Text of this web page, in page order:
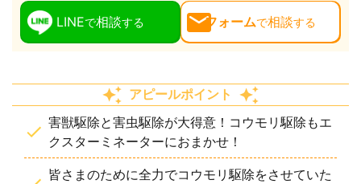
LINEで相談する フォームで相談する
アピールポイント
害獣駆除と害虫駆除が大得意！コウモリ駆除もエ
クスターミネーターにおまかせ！
皆さまのために全力でコウモリ駆除をさせていた